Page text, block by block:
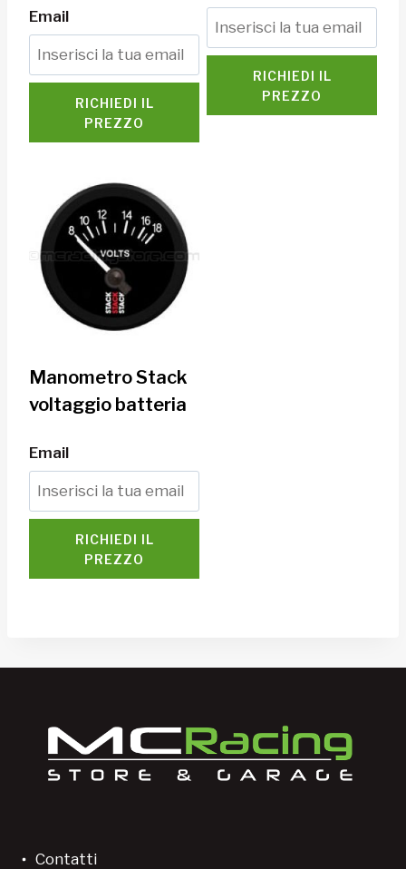
Email
RICHIEDI IL
PREZZO
RICHIEDI IL
PREZZO
Manometro Stack
voltaggio batteria
Email
RICHIEDI IL
PREZZO
Contatti